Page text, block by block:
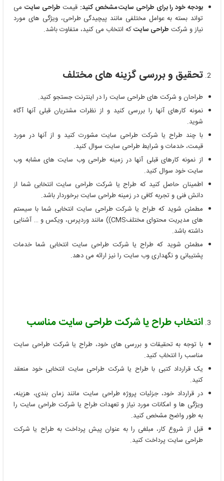
بودجه خود را برای طراحی سایت مشخص کنید: قیمت طراحی سایت می
تواند بسته به عوامل مختلفی مانند پیچیدگی طراحی، ویژگی های مورد
نیاز و شرکت طراحی سایتکه انتخاب می کنید، متفاوت باشد.
تحقیق و بررسی گزینه های مختلف
طراحان و شرکت های طراحی سایت را در اینترنت جستجو کنید.
نمونه کارهای آنها را بررسی کنید و از نظرات مشتریان قبلی آنها آگاه
شوید.
با چند طراح یا شرکت طراحی سایت مشورت کنید و از آنها در مورد
قیمت، خدمات و شرایط طراحی سایت سوال کنید.
از نمونه کارهای قبلی آنها در زمینه طراحی وب سایت های مشابه وب
سایت خود سوال کنید.
اطمینان حاصل کنید که طراح یا شرکت طراحی سایت انتخابی شما از
دانش فنی و تجربه کافی در زمینه طراحی سایت برخوردار باشد.
مطمئن شوید که طراح یا شرکت طراحی سایت انتخابی شما با سیستم
های مدیریت محتوای مختلفCMS)) مانند وردپرس، ویکس و … آشنایی
داشته باشد.
مطمئن شوید که طراح یا شرکت طراحی سایت انتخابی شما خدمات
پشتیبانی و نگهداری وب سایت را نیز ارائه می دهد.
انتخاب طراح یا شرکت طراحی سایت مناسب
با توجه به تحقیقات و بررسی های خود، طراح یا شرکت طراحی سایت
مناسب را انتخاب کنید.
یک قرارداد کتبی با طراح یا شرکت طراحی سایت انتخابی خود منعقد
کنید.
در قرارداد خود، جزئیات پروژه طراحی سایت مانند زمان بندی، هزینه،
ویژگی ها و امکانات مورد نیاز و تعهدات طراح یا شرکت طراحی سایت را
به طور واضح مشخص کنید.
قبل از شروع کار، مبلغی را به عنوان پیش پرداخت به طراح یا شرکت
طراحی سایت پرداخت کنید.